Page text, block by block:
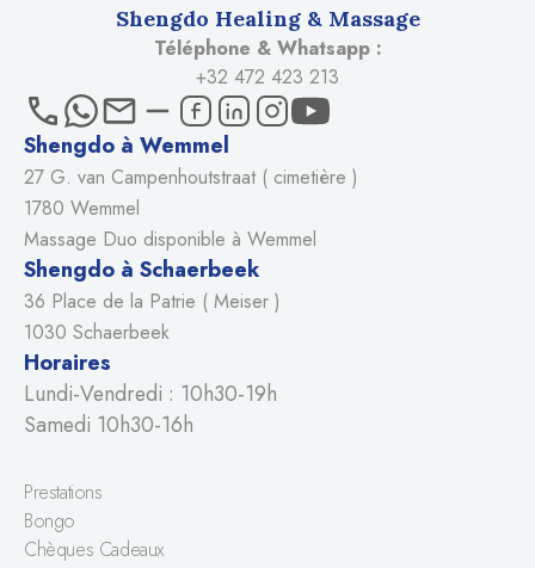
Shengdo Healing & Massage
Téléphone & Whatsapp :
+32 472 423 213
Shengdo à Wemmel
27 G. van Campenhoutstraat ( cimetière )
1780 Wemmel
Massage Duo disponible à Wemmel
Shengdo à Schaerbeek
36 Place de la Patrie ( Meiser )
1030 Schaerbeek
Horaires
Lundi-Vendredi : 10h30-19h
Samedi 10h30-16h
Prestations
Bongo
Chèques Cadeaux